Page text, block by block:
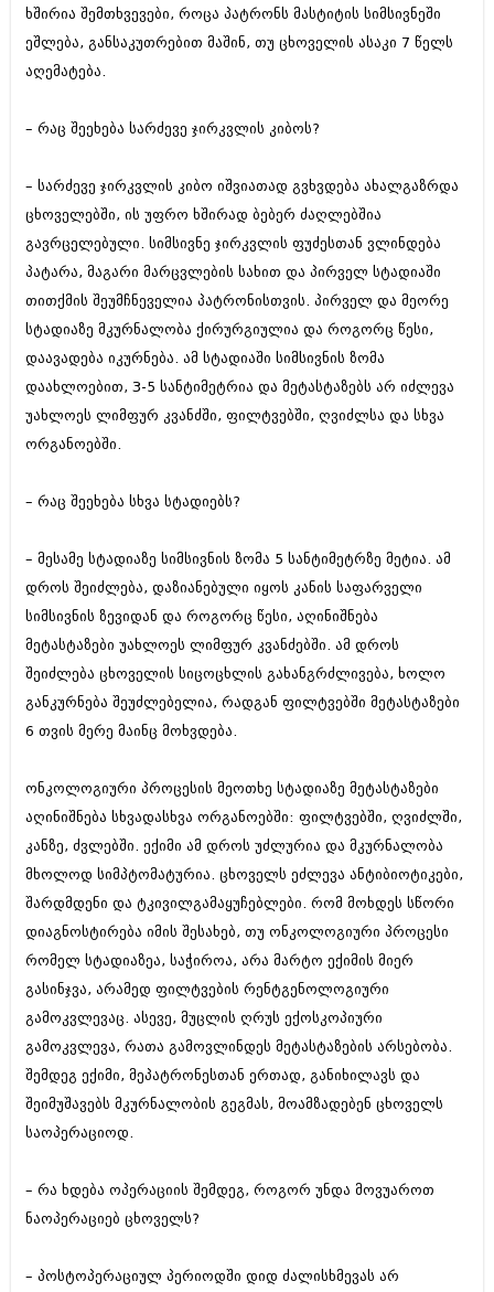
ნოემბერი 2017 (212)
ოქტომბერი 2017 (231)
სექტემბერი 2017 (261)
ივნისი 2017 (265)
აპრილი 2017 (220)
მარტი 2017 (212)
თებერვალი 2017 (205)
იანვარი 2017 (246)
დეკემბერი 2016 (207)
ოქტომბერი 2016 (257)
სექტემბერი 2016 (224)
აგვისტო 2016 (258)
ივნისი 2016 (221)
მაისი 2016 (261)
აპრილი 2016 (215)
იანვარი 2016 (206)
ნოემბერი 2015 (264)
სექტემბერი 2015 (215)
აგვისტო 2015 (286)
ივლისი 2015 (173)
მაისი 2015 (194)
აპრილი 2015 (208)
მარტი 2015 (365)
დეკემბერი 2014 (342)
ნოემბერი 2014 (290)
ოქტომბერი 2014 (292)
აგვისტო 2014 (248)
ივლისი 2014 (313)
ივნისი 2014 (366)
აპრილი 2014 (290)
მარტი 2014 (413)
თებერვალი 2014 (318)
იანვარი 2014 (297)
დეკემბერი 2013 (365)
ნოემბერი 2013 (279)
ოქტომბერი 2013 (256)
სექტემბერი 2013 (368)
ივნისი 2013 (212)
მაისი 2013 (259)
თებერვალი 2013 (204)
ხშირია შემთხვევები, როცა პატრონს მასტიტის სიმსივნეში
ეშლება, განსაკუთრებით მაშინ, თუ ცხოველის ასაკი 7 წელს
აღემატება.
– რაც შეეხება სარძევე ჯირკვლის კიბოს?
– სარძევე ჯირკვლის კიბო იშვიათად გვხვდება ახალგაზრდა
ცხოველებში, ის უფრო ხშირად ბებერ ძაღლებშია
გავრცელებული. სიმსივნე ჯირკვლის ფუძესთან ვლინდება
პატარა, მაგარი მარცვლების სახით და პირველ სტადიაში
თითქმის შეუმჩნეველია პატრონისთვის. პირველ და მეორე
სტადიაზე მკურნალობა ქირურგიულია და როგორც წესი,
დაავადება იკურნება. ამ სტადიაში სიმსივნის ზომა
დაახლოებით, 3-5 სანტიმეტრია და მეტასტაზებს არ იძლევა
უახლოეს ლიმფურ კვანძში, ფილტვებში, ღვიძლსა და სხვა
ორგანოებში.
– რაც შეეხება სხვა სტადიებს?
– მესამე სტადიაზე სიმსივნის ზომა 5 სანტიმეტრზე მეტია. ამ
დროს შეიძლება, დაზიანებული იყოს კანის საფარველი
სიმსივნის ზევიდან და როგორც წესი, აღინიშნება
მეტასტაზები უახლოეს ლიმფურ კვანძებში. ამ დროს
შეიძლება ცხოველის სიცოცხლის გახანგრძლივება, ხოლო
განკურნება შეუძლებელია, რადგან ფილტვებში მეტასტაზები
6 თვის მერე მაინც მოხვდება.
ონკოლოგიური პროცესის მეოთხე სტადიაზე მეტასტაზები
აღინიშნება სხვადასხვა ორგანოებში: ფილტვებში, ღვიძლში,
კანზე, ძვლებში. ექიმი ამ დროს უძლურია და მკურნალობა
მხოლოდ სიმპტომატურია. ცხოველს ეძლევა ანტიბიოტიკები,
შარდმდენი და ტკივილგამაყუჩებლები. რომ მოხდეს სწორი
დიაგნოსტირება იმის შესახებ, თუ ონკოლოგიური პროცესი
რომელ სტადიაზეა, საჭიროა, არა მარტო ექიმის მიერ
გასინჯვა, არამედ ფილტვების რენტგენოლოგიური
გამოკვლევაც. ასევე, მუცლის ღრუს ექოსკოპიური
გამოკვლევა, რათა გამოვლინდეს მეტასტაზების არსებობა.
შემდეგ ექიმი, მეპატრონესთან ერთად, განიხილავს და
შეიმუშავებს მკურნალობის გეგმას, მოამზადებენ ცხოველს
საოპერაციოდ.
– რა ხდება ოპერაციის შემდეგ, როგორ უნდა მოვუაროთ
ნაოპერაციებ ცხოველს?
– პოსტოპერაციულ პერიოდში დიდ ძალისხმევას არ